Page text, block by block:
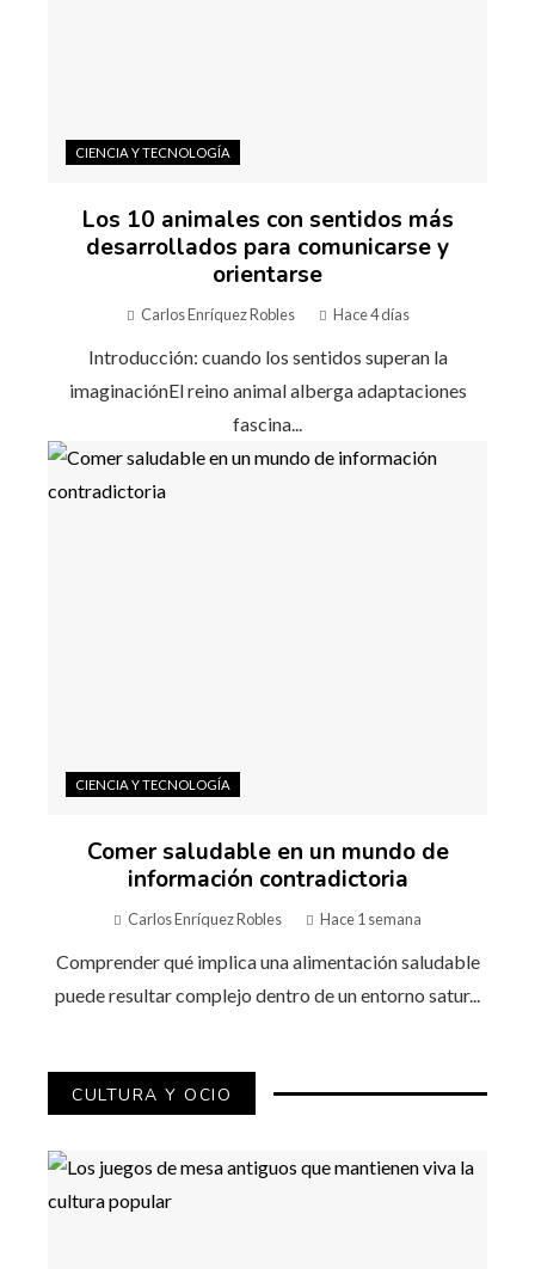
CIENCIA Y TECNOLOGÍA
Los 10 animales con sentidos más
desarrollados para comunicarse y
orientarse
Carlos Enríquez Robles Hace 4 días
Introducción: cuando los sentidos superan la
imaginaciónEl reino animal alberga adaptaciones
fascina...
CIENCIA Y TECNOLOGÍA
Comer saludable en un mundo de
información contradictoria
Carlos Enríquez Robles Hace 1 semana
Comprender qué implica una alimentación saludable
puede resultar complejo dentro de un entorno satur...
CULTURA Y OCIO